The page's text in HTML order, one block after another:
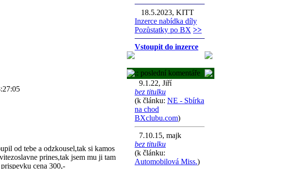
od tebe a odzkousel,tak si kamos
prines,tak jsem mu ji tam
cena 300,-
18.5.2023, KITT
Inzerce nabídka díly
Pozůstatky po BX >>
Vstoupit do inzerce
:: poslední komentáře
9.1.22, Jiří
bez titulku
(k článku: NE - Sbírka
na chod
BXclubu.com)
7.10.15, majk
bez titulku
(k článku:
Automobilová Miss.)